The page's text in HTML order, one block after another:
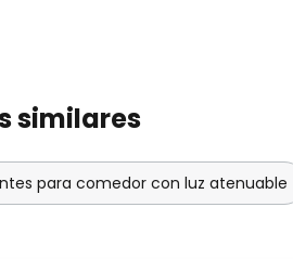
similares
para comedor con luz atenuable